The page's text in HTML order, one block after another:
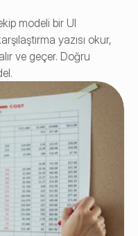
modeli bir UI
yazısı okur,
ve geçer. Doğru